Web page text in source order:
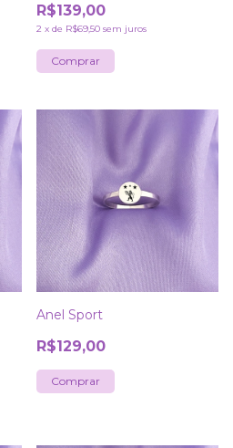
R$139,00
2 x de R$69,50 sem juros
Comprar
Anel Sport
R$129,00
Comprar